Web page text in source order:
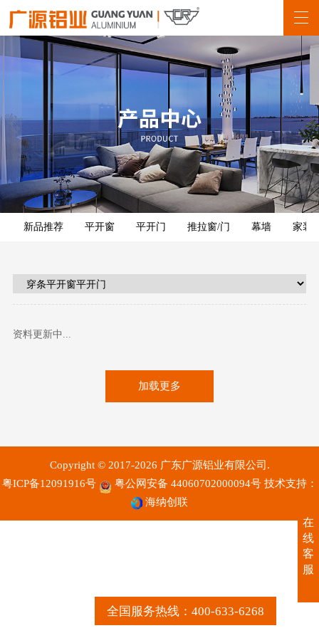
全国服务热线：400-633-6268
新品推荐 平开窗 平开门 推拉窗/门 幕墙 家装
资料更新中...
加载更多
Copyright © 2017-2026 广东广源铝业有限公司.
粤ICP备12091916号
粤公网安备 44060702000094号 技术支持：
海纳创联
在
线
客
服